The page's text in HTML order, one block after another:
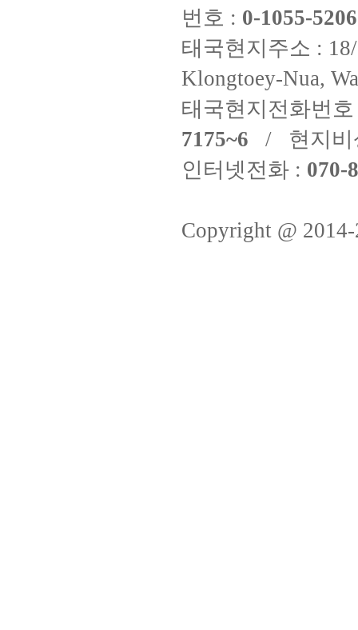
번호 : 0-1055-
태국현지주소 :
Klongtoey-Nua,
태국현지전화번
7175~6 / 현지비
인터넷전화 : 070-
Copyright @